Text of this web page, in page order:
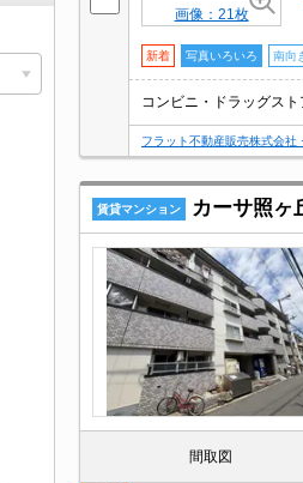
画像：21枚
新着 写真いろいろ 南向
コンビニ・ドラッグス
フラット不動産販売株式会
賃貸マンション カーサ照ヶ
間取図